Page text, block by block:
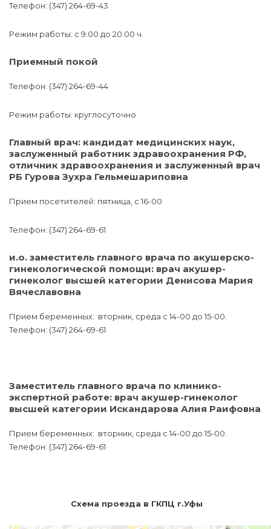
Телефон: (347) 264-69-43
Режим работы: c 9:00 до 20:00 ч.
Приемный покой
Телефон: (347) 264-69-44
Режим работы: круглосуточно
Главный врач: кандидат медицинских наук,
заслуженный работник здравоохранения РФ,
отличник здравоохранения и заслуженный врач
РБ Гурова Зухра Гельмешариповна
Прием посетителей: пятница, с 16-00
Телефон: (347) 264-69-61
и.о. заместитель главного врача по акушерско-
гинекологической помощи: врач акушер-
гинеколог высшей категории Денисова Мария
Вячеславовна
Прием беременных: вторник, среда с 14-00 до 15-00.
Телефон: (347) 264-69-61
Заместитель главного врача по клинико-
экспертной работе: врач акушер-гинеколог
высшей категории Искандарова Алия Раифовна
Прием беременных: вторник, среда с 14-00 до 15-00.
Телефон: (347) 264-69-61
Схема проезда в ГКПЦ г.Уфы